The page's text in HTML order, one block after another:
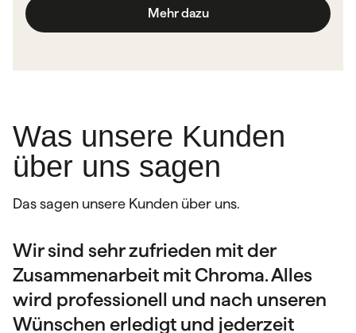
Mehr dazu
Was unsere Kunden
über uns sagen
Das sagen unsere Kunden über uns.
Wir sind sehr zufrieden mit der
Zusammenarbeit mit Chroma. Alles
wird professionell und nach unseren
Wünschen erledigt und jederzeit
Sehr netter Kontakt und eine gute
fachliche Beratung. Jeder Auftrag wird
individuell und professionell
umgesetzt. Die Qualität der Produkte
Wir als Unternehmen schätzen die
Zusammenarbeit mit der Druckerei
Chroma sehr. Die Aufträge werden
schnell bearbeitet, die Materialien